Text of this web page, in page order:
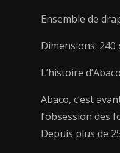
Ensemble de
Dimensions: 240
L’histoire
Abaco, c’est
l’obsession des
Depuis plus de